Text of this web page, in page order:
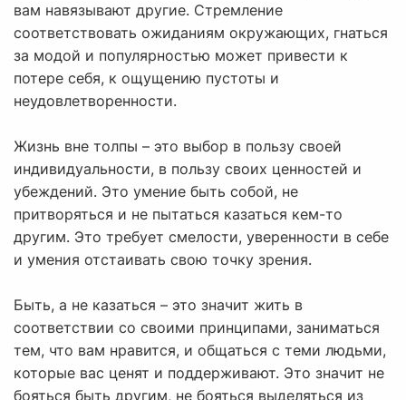
вам навязывают другие. Стремление
соответствовать ожиданиям окружающих, гнаться
за модой и популярностью может привести к
потере себя, к ощущению пустоты и
неудовлетворенности.
Жизнь вне толпы – это выбор в пользу своей
индивидуальности, в пользу своих ценностей и
убеждений. Это умение быть собой, не
притворяться и не пытаться казаться кем-то
другим. Это требует смелости, уверенности в себе
и умения отстаивать свою точку зрения.
Быть, а не казаться – это значит жить в
соответствии со своими принципами, заниматься
тем, что вам нравится, и общаться с теми людьми,
которые вас ценят и поддерживают. Это значит не
бояться быть другим, не бояться выделяться из